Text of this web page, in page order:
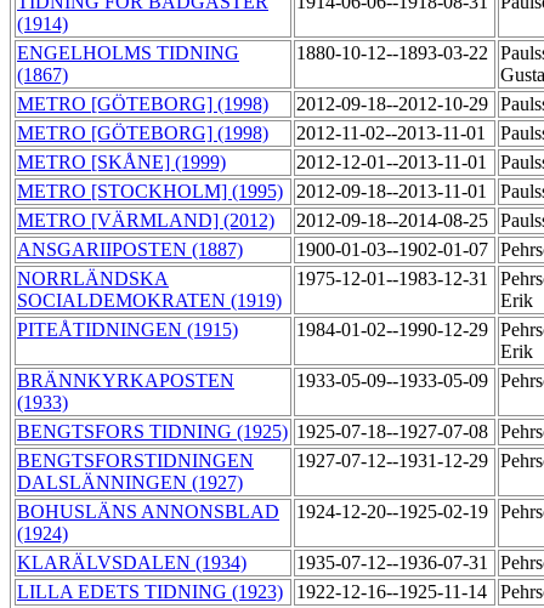
(1914)
ENGELHOLMS TIDNING
(1867)
1880-10-12--1893-03-22
METRO [GÖTEBORG] (1998)
2012-09-18--2012-10-29
METRO [GÖTEBORG] (1998)
2012-11-02--2013-11-01
METRO [SKÅNE] (1999)
2012-12-01--2013-11-01
METRO [STOCKHOLM] (1995)
2012-09-18--2013-11-01
METRO [VÄRMLAND] (2012)
2012-09-18--2014-08-25
ANSGARIIPOSTEN (1887)
1900-01-03--1902-01-07
NORRLÄNDSKA
SOCIALDEMOKRATEN (1919)
1975-12-01--1983-12-31
Erik
PITEÅTIDNINGEN (1915)
1984-01-02--1990-12-29
Erik
BRÄNNKYRKAPOSTEN
(1933)
1933-05-09--1933-05-09
BENGTSFORS TIDNING (1925) 1925-07-18--1927-07-08
BENGTSFORSTIDNINGEN
DALSLÄNNINGEN (1927)
1927-07-12--1931-12-29
BOHUSLÄNS ANNONSBLAD
(1924)
1924-12-20--1925-02-19
KLARÄLVSDALEN (1934) 1935-07-12--1936-07-31
LILLA EDETS TIDNING (1923)
1922-12-16--1925-11-14